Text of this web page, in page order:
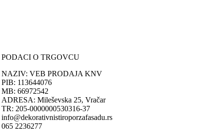
PODACI O TRGOVCU
NAZIV: VEB PRODAJA KNV
PIB: 113644076
MB: 66972542
ADRESA: Mileševska 25, Vračar
TR: 205-0000000530316-37
info@dekorativnistiroporzafasadu.rs
065 2236277